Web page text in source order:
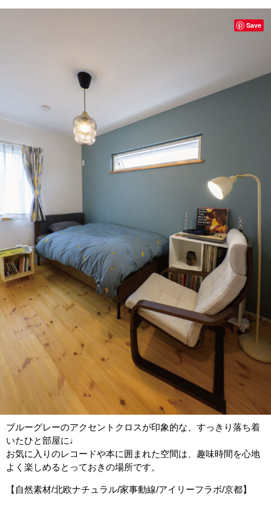
ブルーグレーのアクセントクロスが印象的な、すっきり落ち着
いたひと部屋に♩
お気に入りのレコードや本に囲まれた空間は、趣味時間を心地
よく楽しめるとっておきの場所です。
【自然素材/北欧ナチュラル/家事動線/アイリーフラボ/京都】
Save